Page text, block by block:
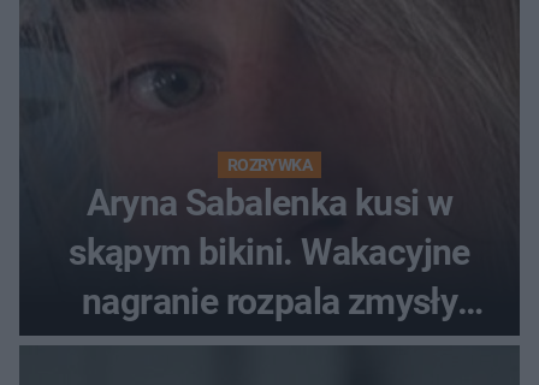
ROZRYWKA
Aryna Sabalenka kusi w
skąpym bikini. Wakacyjne
nagranie rozpala zmysły
fanów